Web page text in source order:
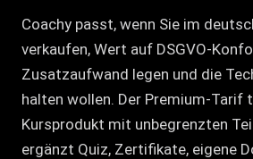
Coachy passt, wenn Sie im
verkaufen, Wert auf DSGVO-
Zusatzaufwand legen und die
halten wollen. Der Premium-Tarif
Kursprodukt mit unbegrenzten
ergänzt Quiz, Zertifikate, eigene